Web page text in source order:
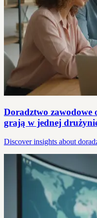
Doradztwo zawodowe
grają w jednej
Discover insights about